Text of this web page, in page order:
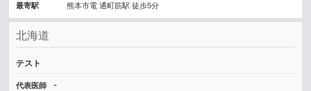
最寄駅
熊本市電 通町筋駅 徒歩5分
北海道
テスト
代表医師 -